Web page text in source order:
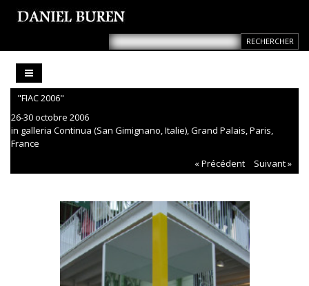
"FIAC 2006"
26-30 octobre 2006
in galleria Continua (San Gimignano, Italie), Grand Palais, Paris,
France
« Précédent
Suivant »